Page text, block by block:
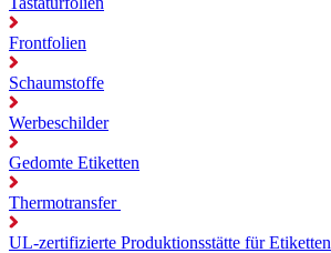
Frontfolien
Schaumstoffe
Werbeschilder
Gedomte Etiketten
Thermotransfer
UL-zertifizierte Produktionsstätte für Etiketten